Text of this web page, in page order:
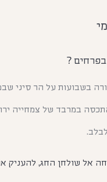
?
בשבועות על הר סיני
במרבד של צמחייה
אל שולחן החג, להעניק